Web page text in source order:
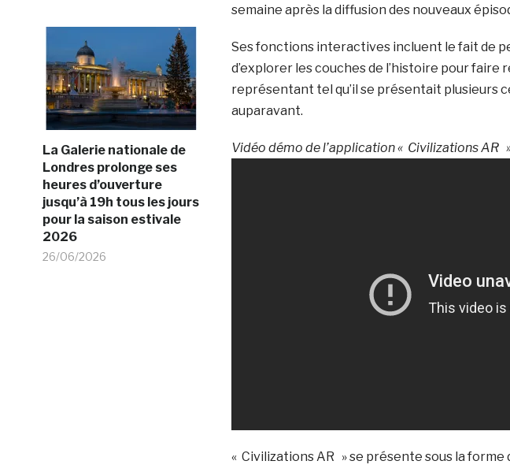
La Galerie nationale de
Londres prolonge ses
heures d’ouverture
jusqu’à 19h tous les jours
pour la saison estivale
2026
26/06/2026
semaine après la diffusion des nouveaux
Ses fonctions interactives incluent le fait de
d’explorer les couches de l’histoire pour faire
représentant tel qu’il se présentait plusieurs
auparavant.
Vidéo démo de l’application « Civilizations AR
« Civilizations AR » se présente sous la forme